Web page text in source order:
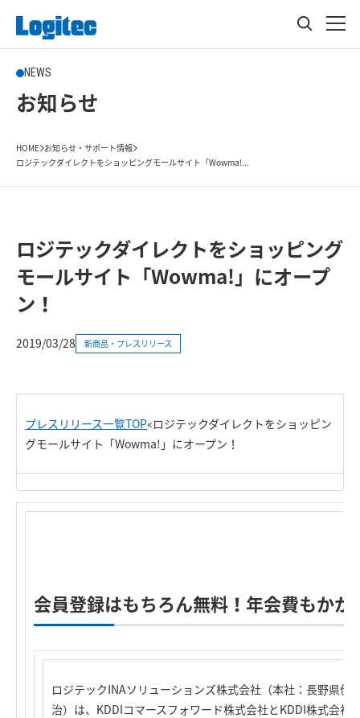
NEWS
お知らせ
HOME お知らせ・サポート情報
ロジテックダイレクトをショッピングモールサイト「Wowma!...
ロジテックダイレクトをショッピング
モールサイト「Wowma!」にオープ
ン！
2019/03/28 新商品・プレスリリース
プレスリリース一覧TOP«ロジテックダイレクトをショッピン
グモールサイト「Wowma!」にオープン！
会員登録はもちろん無料！年会費もかか
ロジテックINAソリューションズ株式会社（本社：長野県伊
治）は、KDDIコマースフォワード株式会社とKDDI株式会社